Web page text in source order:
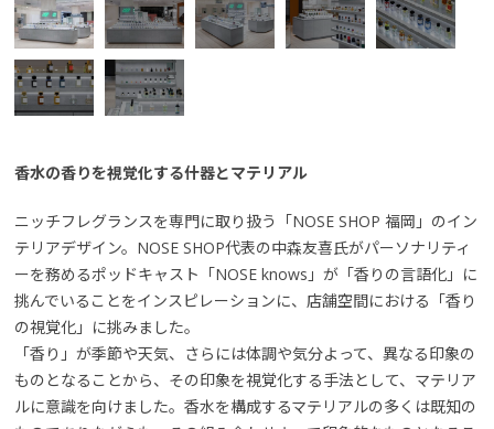
香水の香りを視覚化する什器とマテリアル
ニッチフレグランスを専門に取り扱う「NOSE SHOP 福岡」のイン
テリアデザイン。NOSE SHOP代表の中森友喜氏がパーソナリティ
ーを務めるポッドキャスト「NOSE knows」が「香りの言語化」に
挑んでいることをインスピレーションに、店舗空間における「香り
の視覚化」に挑みました。
「香り」が季節や天気、さらには体調や気分よって、異なる印象の
ものとなることから、その印象を視覚化する手法として、マテリア
ルに意識を向けました。香水を構成するマテリアルの多くは既知の